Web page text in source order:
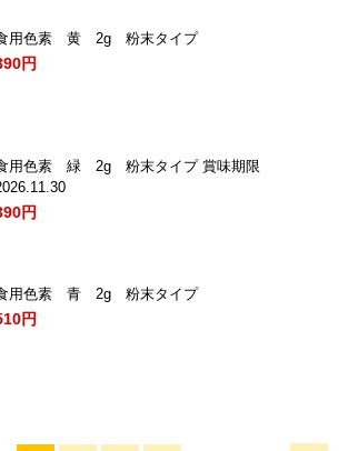
用色素 黄 2g 粉末タイプ
円
用色素 緑 2g 粉末タイプ 賞味期限
円
用色素 青 2g 粉末タイプ
円